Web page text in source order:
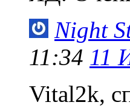
Night
11:34 11
Vital2k,